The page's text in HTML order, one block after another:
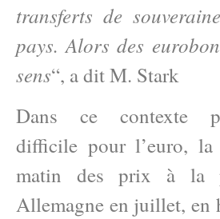
transferts de
pays. Alors des
sens“, a dit M. Stark
Dans ce contexte
difficile pour l’euro,
matin des prix à la
Allemagne en juillet, en